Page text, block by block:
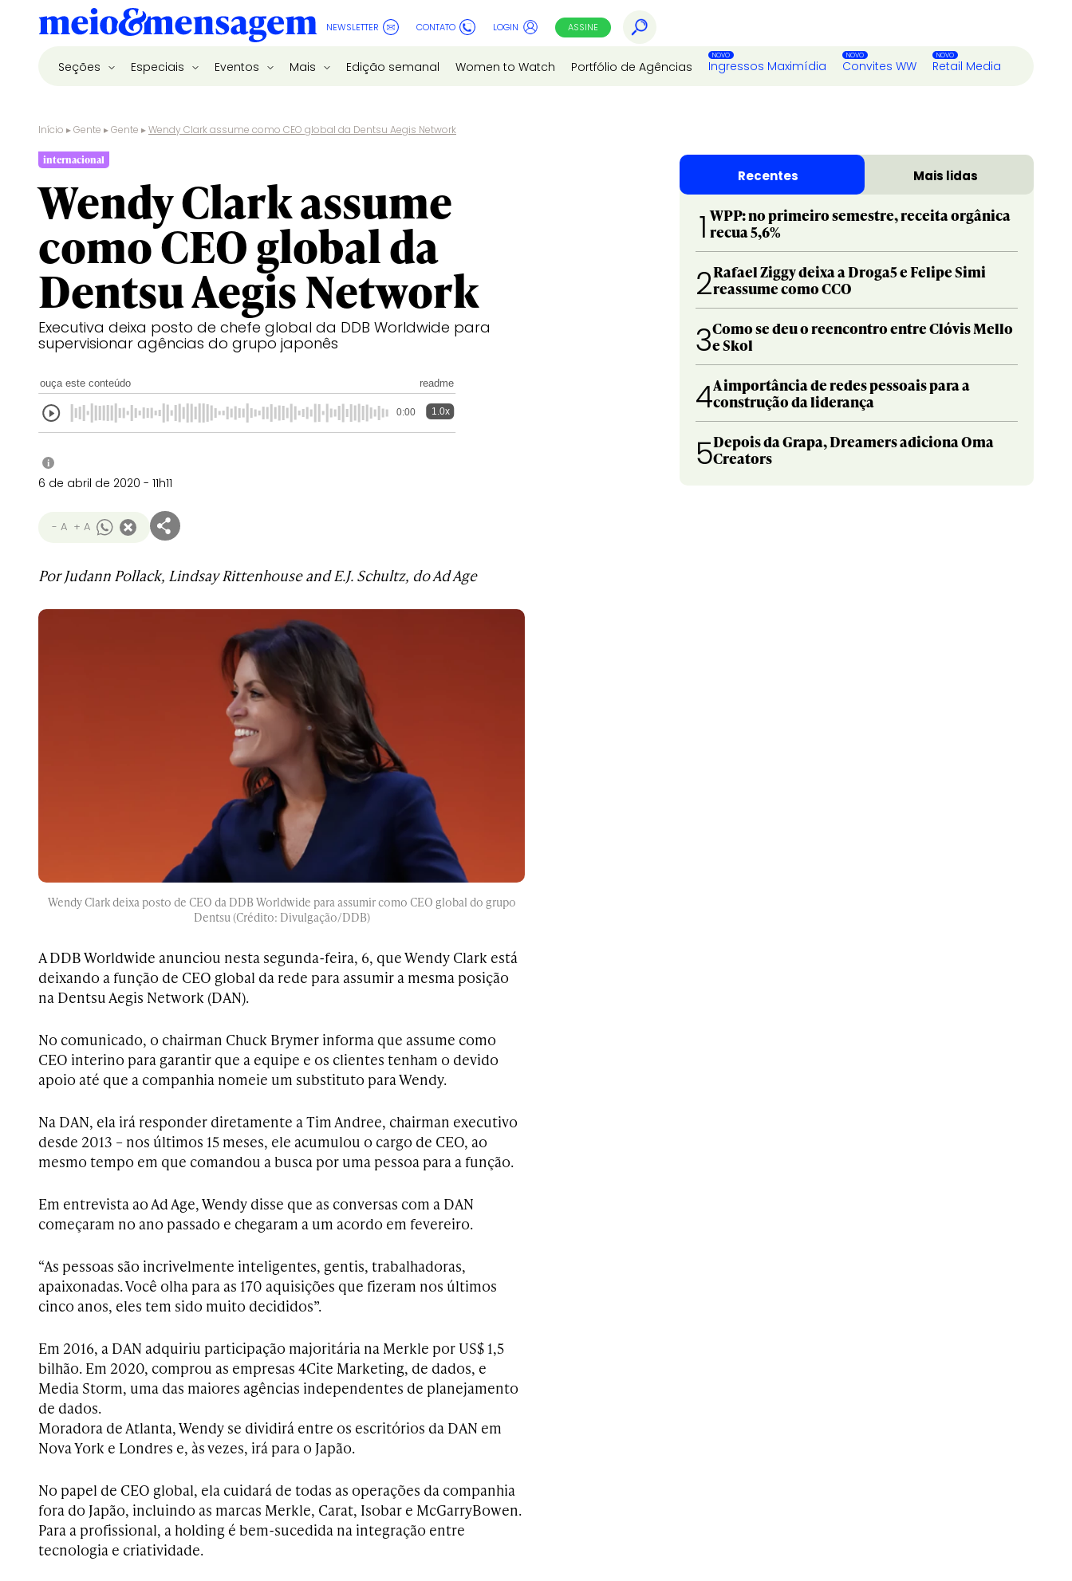
NEWSLETTER CONTATO LOGIN ASSINE
Seções Especiais Eventos Mais Edição semanal Women to Watch Portfólio de Agências Ingressos Maximídia Convites WW Retail Media
Início ▸Gente ▸Gente ▸Wendy Clark assume como CEO global da Dentsu Aegis Network
internacional
Wendy Clark assume
como CEO global da
Dentsu Aegis Network
Executiva deixa posto de chefe global da DDB Worldwide para
supervisionar agências do grupo japonês
ouça este conteúdo readme
0:00 1.0x
i
6 de abril de 2020 - 11h11
- A + A
Por Judann Pollack, Lindsay Rittenhouse and E.J. Schultz, do Ad Age
Wendy Clark deixa posto de CEO da DDB Worldwide para assumir como CEO global do grupo
Dentsu (Crédito: Divulgação/DDB)
A DDB Worldwide anunciou nesta segunda-feira, 6, que Wendy Clark está
deixando a função de CEO global da rede para assumir a mesma posição
na Dentsu Aegis Network (DAN).
No comunicado, o chairman Chuck Brymer informa que assume como
CEO interino para garantir que a equipe e os clientes tenham o devido
apoio até que a companhia nomeie um substituto para Wendy.
Na DAN, ela irá responder diretamente a Tim Andree, chairman executivo
desde 2013 – nos últimos 15 meses, ele acumulou o cargo de CEO, ao
mesmo tempo em que comandou a busca por uma pessoa para a função.
Em entrevista ao Ad Age, Wendy disse que as conversas com a DAN
começaram no ano passado e chegaram a um acordo em fevereiro.
“As pessoas são incrivelmente inteligentes, gentis, trabalhadoras,
apaixonadas. Você olha para as 170 aquisições que fizeram nos últimos
cinco anos, eles tem sido muito decididos”.
Em 2016, a DAN adquiriu participação majoritária na Merkle por US$ 1,5
bilhão. Em 2020, comprou as empresas 4Cite Marketing, de dados, e
Media Storm, uma das maiores agências independentes de planejamento
de dados.
Moradora de Atlanta, Wendy se dividirá entre os escritórios da DAN em
Nova York e Londres e, às vezes, irá para o Japão.
No papel de CEO global, ela cuidará de todas as operações da companhia
fora do Japão, incluindo as marcas Merkle, Carat, Isobar e McGarryBowen.
Para a profissional, a holding é bem-sucedida na integração entre
tecnologia e criatividade.
Recentes Mais lidas
1 WPP: no primeiro semestre, receita orgânica
recua 5,6%
2Rafael Ziggy deixa a Droga5 e Felipe Simi
reassume como CCO
3Como se deu o reencontro entre Clóvis Mello
e Skol
4A importância de redes pessoais para a
construção da liderança
5Depois da Grapa, Dreamers adiciona Oma
Creators